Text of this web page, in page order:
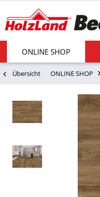
ONLINE SHOP
Übersicht ONLINE SHOP